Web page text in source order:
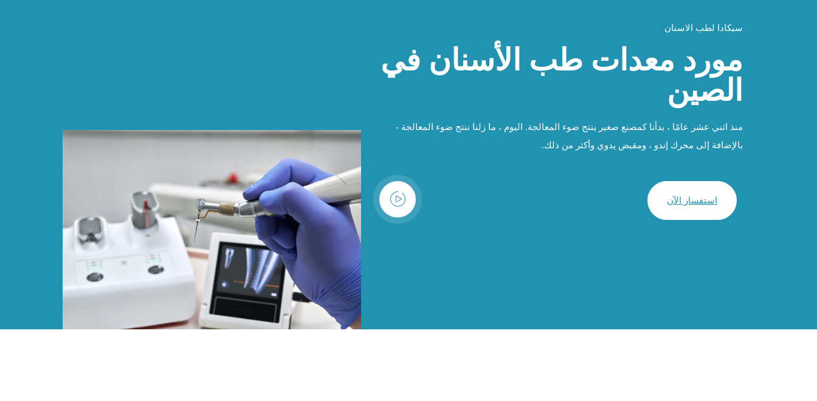
سيكادا لطب الاسنان
مورد معدات طب الأسنان في
الصين
منذ اثني عشر عامًا ، بدأنا كمصنع صغير ينتج ضوء المعالجة. اليوم ، ما زلنا ننتج ضوء المعالجة -
بالإضافة إلى محرك إندو ، ومقبض يدوي وأكثر من ذلك.
استفسار الآن